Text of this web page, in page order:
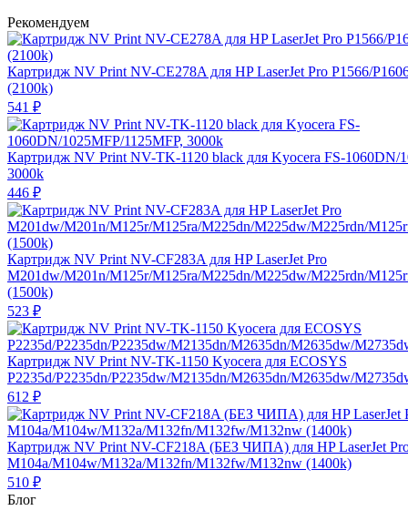
Рекомендуем
Картридж NV Print NV-CE278A для HP LaserJet Pro P1566/
(2100k)
541 ₽
Картридж NV Print NV-TK-1120 black для Kyocera FS-1060DN/
3000k
446 ₽
Картридж NV Print NV-CF283A для HP LaserJet Pro
M201dw/M201n/M125r/M125ra/M225dn/M225dw/M225rdn/
(1500k)
523 ₽
Картридж NV Print NV-TK-1150 Kyocera для ECOSYS
P2235d/P2235dn/P2235dw/M2135dn/M2635dn/M2635dw/
612 ₽
Картридж NV Print NV-CF218A (БЕЗ ЧИПА) для HP LaserJet
M104a/M104w/M132a/M132fn/M132fw/M132nw (1400k)
510 ₽
Блог